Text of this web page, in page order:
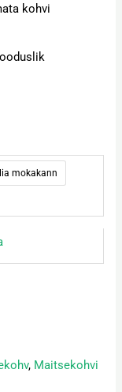
kohvi
mokakann
, Maitsekohvi